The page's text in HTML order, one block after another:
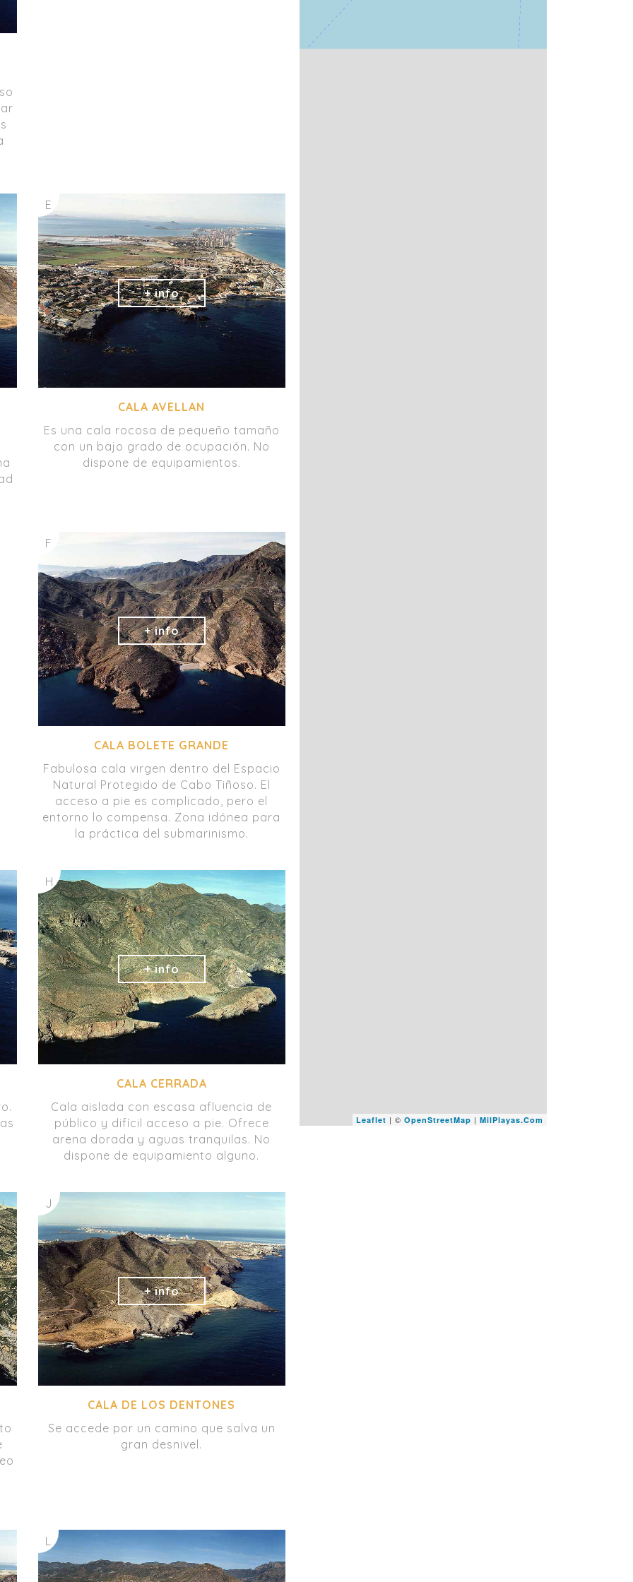
Leaflet | © OpenStreetMap | MilPlayas.Com
CALA AVELLAN
Es una cala rocosa de pequeño tamaño
con un bajo grado de ocupación. No
dispone de equipamientos.
E
CALA BOLETE GRANDE
Fabulosa cala virgen dentro del Espacio
Natural Protegido de Cabo Tiñoso. El
acceso a pie es complicado, pero el
entorno lo compensa. Zona idónea para
la práctica del submarinismo.
F
CALA CERRADA
Cala aislada con escasa afluencia de
público y difícil acceso a pie. Ofrece
arena dorada y aguas tranquilas. No
dispone de equipamiento alguno.
H
CALA DE LOS DENTONES
Se accede por un camino que salva un
gran desnivel.
J
L